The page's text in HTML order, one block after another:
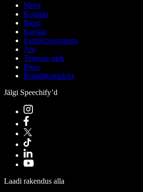
Meist
Kontakt
Blogi
Karjäär
Partnerprogramm
Abi
Teenuse olek
Press
Brändikomplekt
Jälgi Speechify’d
Laadi rakendus alla